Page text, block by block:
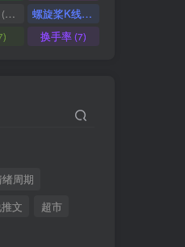
(12) 螺旋桨K线
(11)
换手率(7)
周期
文
超市
意思？炒股你必须懂的暗语！
时水上、水下是什么意思？
及打板战法的精髓